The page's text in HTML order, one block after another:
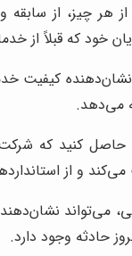
هر چیز، از
خود که قبلاً از
کیفیت
می‌دهد.
حاصل کنید که
و از
می‌تواند
حادثه وجود دارد.